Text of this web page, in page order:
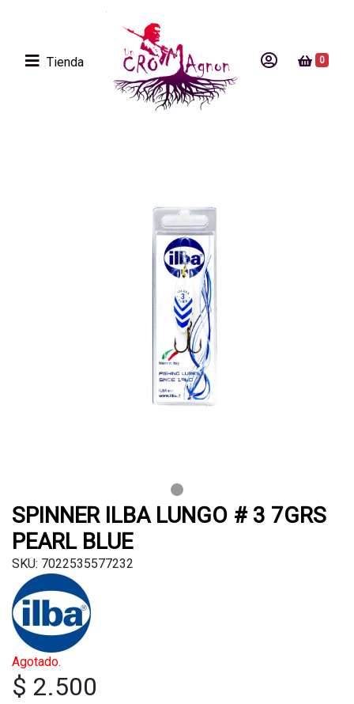
Tienda 0
SPINNER ILBA LUNGO # 3 7GRS
PEARL BLUE
SKU: 7022535577232
Agotado.
$ 2.500